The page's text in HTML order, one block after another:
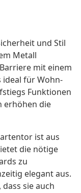
und Stil
Metall
mit einem
ideal für Wohn-
Funktionen
erhöhen die
ist aus
die nötige
zu
elegant aus.
sie auch